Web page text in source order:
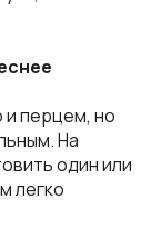
перцем, но
На
один или
легко